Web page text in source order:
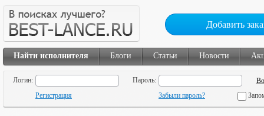
Добавить
Найти исполнителя Блоги Статьи Новости
Логин:
Пароль:
Регистрация
Забыли пароль?